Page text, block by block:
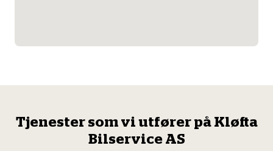
Tjenester som vi utfører på Kløfta
Bilservice AS